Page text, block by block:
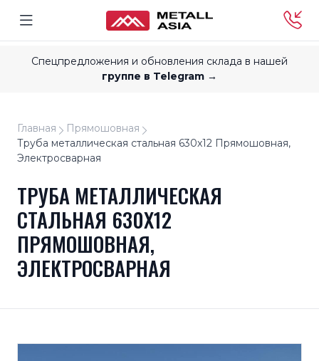
Спецпредложения и обновления склада в нашей
группе в Telegram →
Главная
Прямошовная
Труба металлическая стальная 630x12 Прямошовная,
Электросварная
ТРУБА МЕТАЛЛИЧЕСКАЯ
СТАЛЬНАЯ 630X12
ПРЯМОШОВНАЯ,
ЭЛЕКТРОСВАРНАЯ